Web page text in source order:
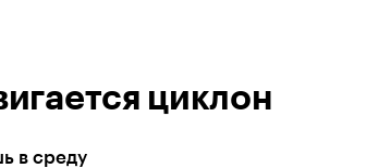
циклон
в среду